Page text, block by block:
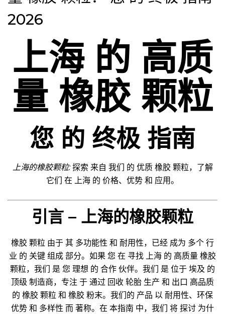
2026
上海 的 高质
量 橡胶 颗粒
您 的 终极 指南
上海的橡胶颗粒:探索 来自 我们 的 优质 橡胶 颗粒，了解
它们 在 上海 的 价格、优势 和 应用。
引言 – 上海的橡胶颗粒
橡胶 颗粒 由于 其 多功能性 和 耐用性，已经 成为 多个 行
业 的 关键 组成 部分。如果 您 在 寻找 上海 的 高质量 橡胶
颗粒，我们 是 您 理想 的 合作 伙伴。我们 是 位于 埃及 的
顶级 制造商，专注 于 通过 回收 轮胎 生产 和 出口 高品质
的 橡胶 颗粒 和 橡胶 粉末。我们的 产品 以 耐用性、环保
优势 和 多样性 而 著称。在 本指南 中，我们 将 探讨 为什